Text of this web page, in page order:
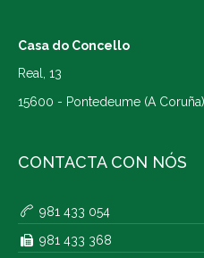
Casa do Concello
Real, 13
15600 - Pontedeume (A Coruña)
CONTACTA CON NÓS
981 433 054
981 433 368